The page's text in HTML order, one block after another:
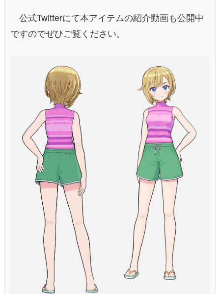
公式Twitterにて本アイテムの紹介動画も公開中
ですのでぜひご覧ください。